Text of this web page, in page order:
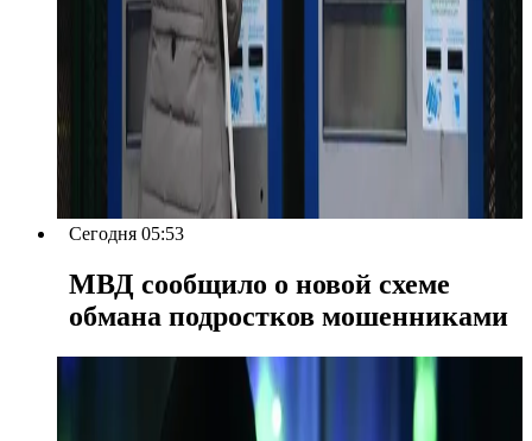
Сегодня 05:53
МВД сообщило о новой схеме
обмана подростков мошенниками